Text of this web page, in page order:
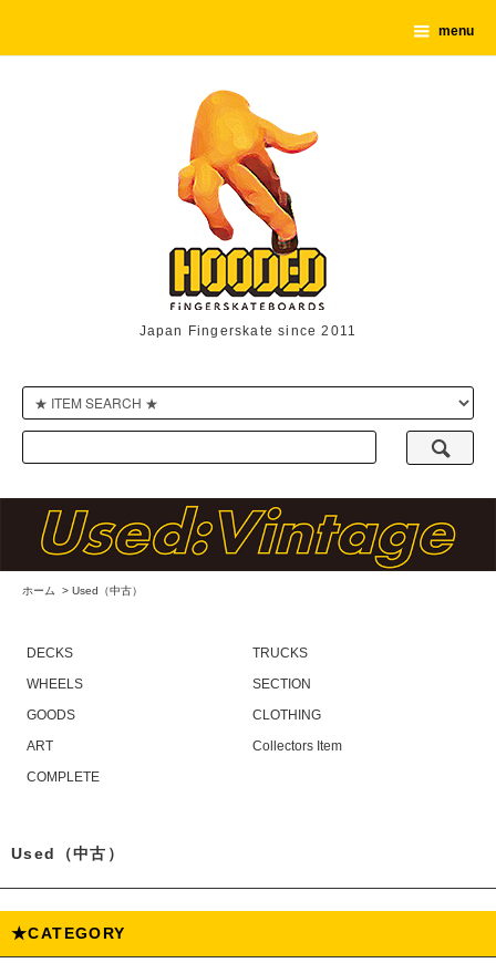
menu
Japan Fingerskate since 2011
ホーム > Used（中古）
DECKS
TRUCKS
WHEELS
SECTION
GOODS
CLOTHING
ART
Collectors Item
COMPLETE
Used（中古）
★CATEGORY